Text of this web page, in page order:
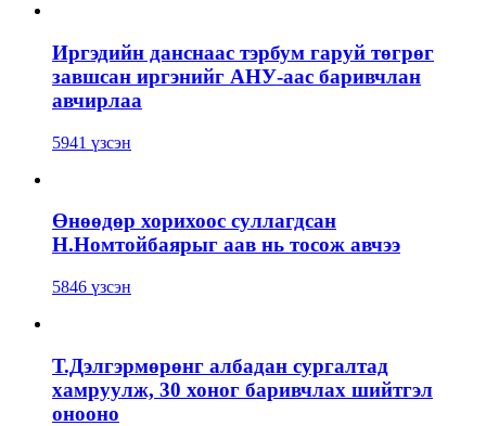
Иргэдийн данснаас тэрбум гаруй төгрөг
завшсан иргэнийг АНУ-аас баривчлан
авчирлаа
5941 үзсэн
Өнөөдөр хорихоос суллагдсан
Н.Номтойбаярыг аав нь тосож авчээ
5846 үзсэн
Т.Дэлгэрмөрөнг албадан сургалтад
хамруулж, 30 хоног баривчлах шийтгэл
онооно